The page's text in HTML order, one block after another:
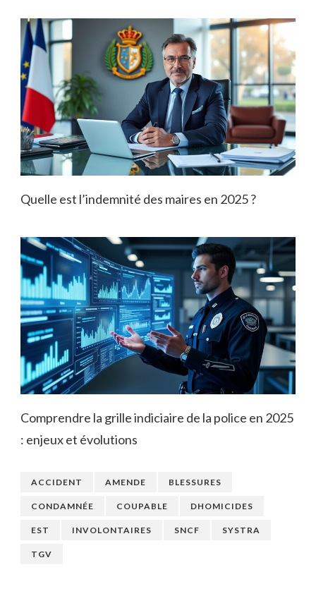
Quelle est l’indemnité des maires en 2025 ?
Comprendre la grille indiciaire de la police en 2025
: enjeux et évolutions
ACCIDENT AMENDE BLESSURES
CONDAMNÉE COUPABLE DHOMICIDES
EST INVOLONTAIRES SNCF SYSTRA
TGV